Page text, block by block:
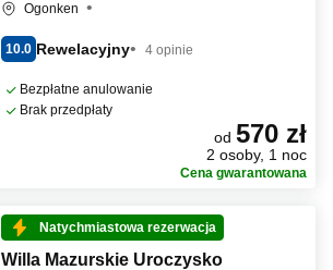
Ogonken
10.0 Rewelacyjny 4 opinie
Bezpłatne anulowanie
Brak przedpłaty
od 570 zł
2 osoby, 1 noc
Cena gwarantowana
Natychmiastowa rezerwacja
Willa Mazurskie Uroczysko